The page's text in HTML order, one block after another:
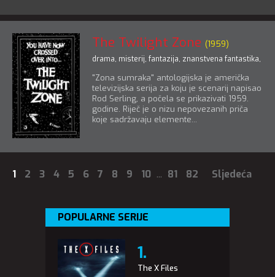
The Twilight Zone (1959)
drama, misterij, fantazija, znanstvena fantastika,
"Zona sumraka" antologijska je američka
televizijska serija za koju je scenarij napisao
Rod Serling, a počela se prikazivati 1959.
godine. Riječ je o nizu nepovezanih priča
koje sadržavaju elemente...
1 2 3 4 5 6 7 8 9 10 ... 81 82 Sljedeća
POPULARNE SERIJE
The X Files